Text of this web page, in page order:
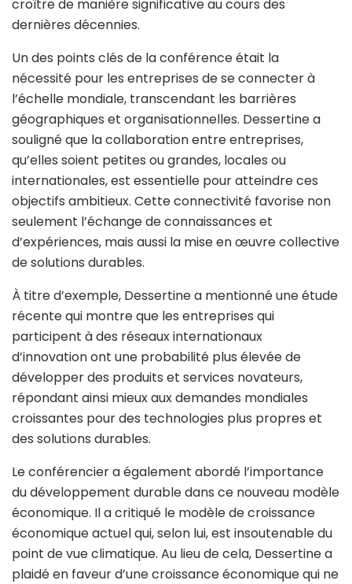
croître de manière significative au cours des
dernières décennies.
Un des points clés de la conférence était la
nécessité pour les entreprises de se connecter à
l’échelle mondiale, transcendant les barrières
géographiques et organisationnelles. Dessertine a
souligné que la collaboration entre entreprises,
qu’elles soient petites ou grandes, locales ou
internationales, est essentielle pour atteindre ces
objectifs ambitieux. Cette connectivité favorise non
seulement l’échange de connaissances et
d’expériences, mais aussi la mise en œuvre collective
de solutions durables.
À titre d’exemple, Dessertine a mentionné une étude
récente qui montre que les entreprises qui
participent à des réseaux internationaux
d’innovation ont une probabilité plus élevée de
développer des produits et services novateurs,
répondant ainsi mieux aux demandes mondiales
croissantes pour des technologies plus propres et
des solutions durables.
Le conférencier a également abordé l’importance
du développement durable dans ce nouveau modèle
économique. Il a critiqué le modèle de croissance
économique actuel qui, selon lui, est insoutenable du
point de vue climatique. Au lieu de cela, Dessertine a
plaidé en faveur d’une croissance économique qui ne